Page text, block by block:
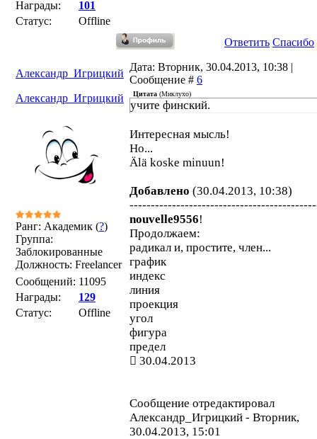
Награды:
101
Статус:
Offline
Ответить Спасибо
Александр_Игрицкий
Дата: Вторник, 30.04.2013, 10:38 |
Сообщение # 6
Александр_Игрицкий
Ранг: Академик (?)
Группа:
Заблокированные
Должность: Freelancer
Сообщений: 11095
Награды:
129
Статус:
Offline
Цитата (Миклухо)
учите финский.
Интересная мысль!
Но...
Älä koske minuun!
Добавлено (30.04.2013, 10:38)
nouvelle9556!
Продолжаем:
радикал и, простите, член...
график
индекс
линия
проекция
угол
фигура
предел
30.04.2013
Сообщение отредактировал
Александр_Игрицкий - Вторник,
30.04.2013, 15:01